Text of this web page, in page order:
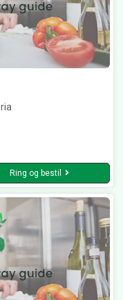
Ring og bestil